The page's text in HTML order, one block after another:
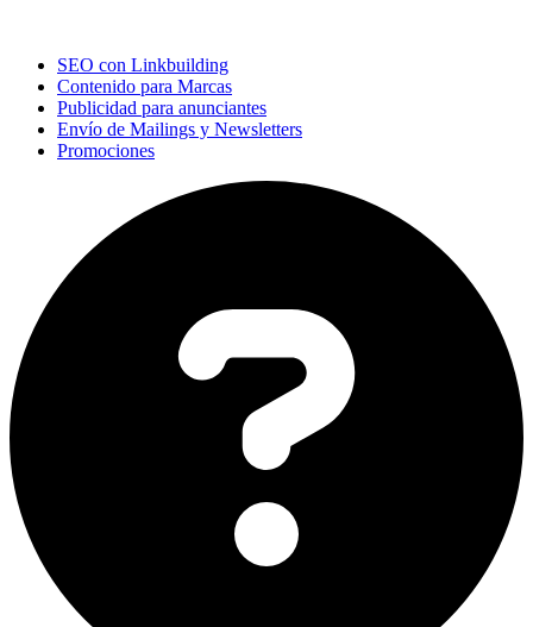
SEO con Linkbuilding
Contenido para Marcas
Publicidad para anunciantes
Envío de Mailings y Newsletters
Promociones